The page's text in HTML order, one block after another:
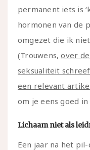
permanent iets is
hormonen van de
omgezet die ik
(Trouwens,over
seksualiteit
een relevant
om je eens goed
Lichaam niet als
Een jaar na het